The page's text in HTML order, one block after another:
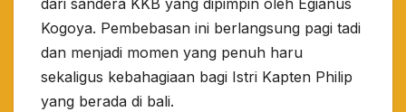
dari sandera KKB yang dipimpin oleh Egianus
Kogoya. Pembebasan ini berlangsung pagi tadi
dan menjadi momen yang penuh haru
sekaligus kebahagiaan bagi Istri Kapten Philip
yang berada di bali.